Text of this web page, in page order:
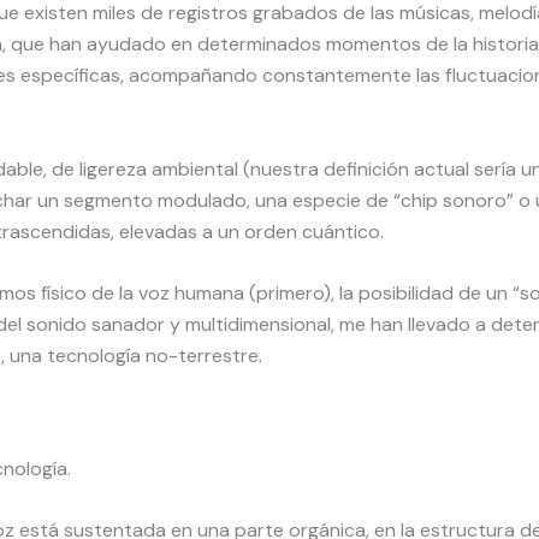
existen miles de registros grabados de las músicas,
que han ayudado en determinados momentos de la
específicas, acompañando constantemente las
de ligereza ambiental (nuestra definición actual sería
un segmento modulado, una especie de “chip sonoro” o
elevadas a un orden cuántico.
físico de la voz humana (primero), la posibilidad de un
sonido sanador y multidimensional, me han llevado a
una tecnología no-terrestre.
está sustentada en una parte orgánica, en la estructura